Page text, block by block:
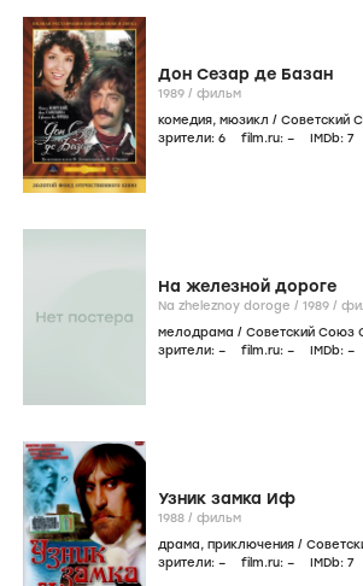
Дон Сезар де Базан
1989 / фильм
комедия, мюзикл / Советский
зрители: 6 film.ru: – IMDb: 7
На железной дороге
Na zheleznoy doroge / 1989 /
мелодрама / Советский Союз
зрители: – film.ru: – IMDb: –
Узник замка Иф
1988 / фильм
драма, приключения /
зрители: – film.ru: – IMDb: 7